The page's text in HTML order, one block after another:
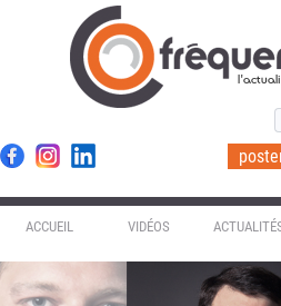
ACCUEIL VIDÉOS